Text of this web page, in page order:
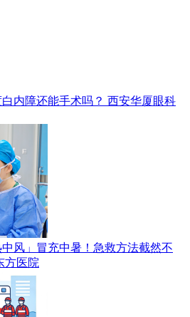
内障还能手术吗？ 西安华厦眼科
风」冒充中暑！急救方法截然不
方医院